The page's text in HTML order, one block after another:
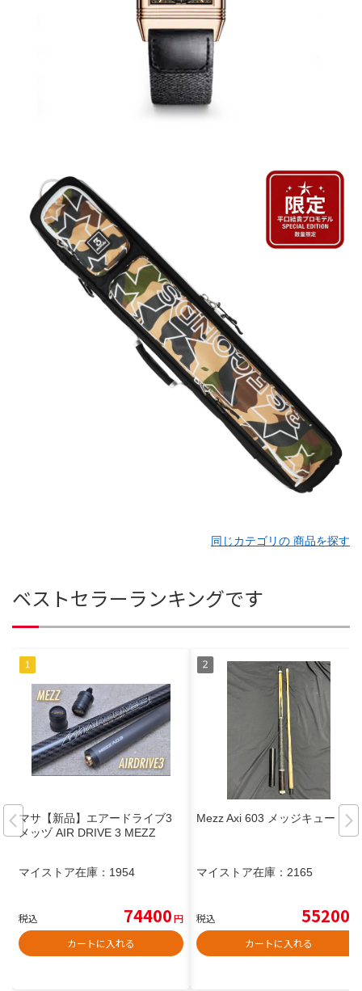
同じカテゴリの 商品を探す
ベストセラーランキングです
マサ【新品】エアードライブ3
メッヅ AIR DRIVE 3 MEZZ
マイストア在庫： 1954
税込 74400円
カートに入れる
Mezz Axi 603 メッジキュー
マイストア在庫： 2165
税込 55200
カートに入れる